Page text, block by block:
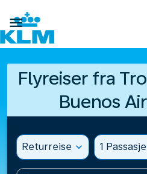

Flyreiser fra
Buenos
Returreise expand_more 1